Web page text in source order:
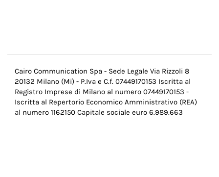
Menu
Pie
di
pagina
Cairo Communication Spa - Sede Legale Via Rizzoli 8
20132 Milano (Mi) - P.Iva e C.f. 07449170153 Iscritta al
Registro Imprese di Milano al numero 07449170153 -
Iscritta al Repertorio Economico Amministrativo (REA)
al numero 1162150 Capitale sociale euro 6.989.663